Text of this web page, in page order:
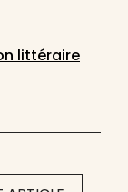
littéraire